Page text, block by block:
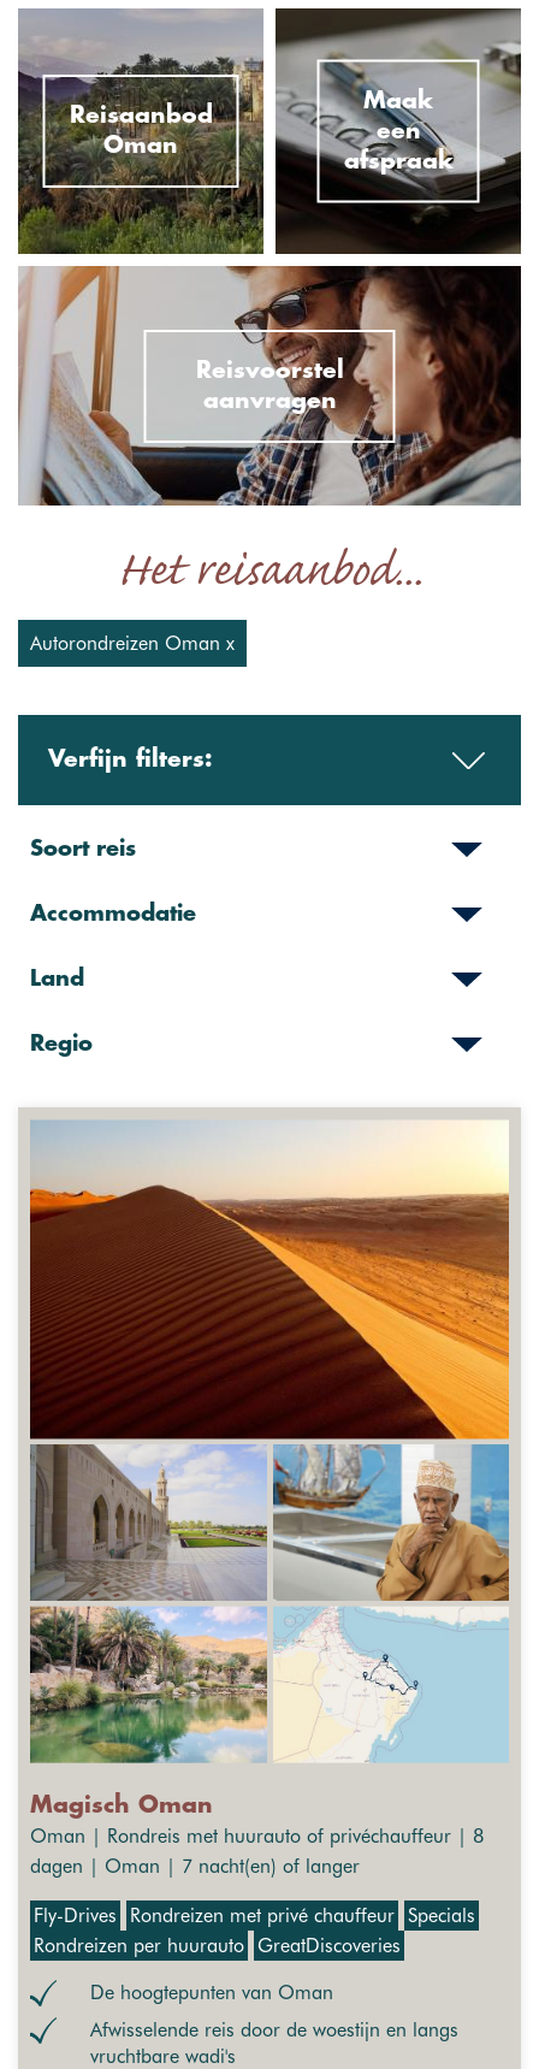
Reisaanbod
Oman
Maak
een
afspraak
Reisvoorstel
aanvragen
Het reisaanbod...
Autorondreizen Oman x
Verfijn filters:
Soort reis
Accommodatie
Land
Regio
Magisch Oman
Oman | Rondreis met huurauto of privéchauffeur | 8
dagen | Oman | 7 nacht(en) of langer
Fly-Drives Rondreizen met privé chauffeur Specials
Rondreizen per huurauto GreatDiscoveries
De hoogtepunten van Oman
Afwisselende reis door de woestijn en langs
vruchtbare wadi's